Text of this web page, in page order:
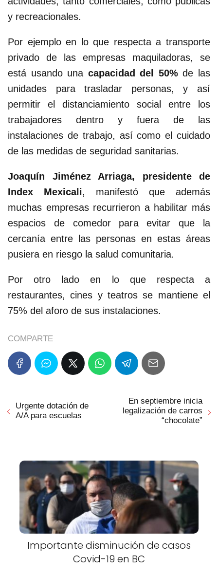
y recreacionales.
Por ejemplo en lo que respecta a transporte
privado de las empresas maquiladoras, se
está usando una capacidad del 50%de las
unidades para trasladar personas, y así
permitir el distanciamiento social entre los
trabajadores dentro y fuera de las
instalaciones de trabajo, así como el cuidado
de las medidas de seguridad sanitarias.
Joaquín Jiménez Arriaga, presidente de
Index Mexicali, manifestó que además
muchas empresas recurrieron a habilitar más
espacios de comedor para evitar que la
cercanía entre las personas en estas áreas
pusiera en riesgo la salud comunitaria.
Por otro lado en lo que respecta a
restaurantes, cines y teatros se mantiene el
75% del aforo de sus instalaciones.
COMPARTE
Urgente dotación de
A/A para escuelas
En septiembre inicia
legalización de carros
“chocolate”
Importante disminución de casos
Covid-19 en BC